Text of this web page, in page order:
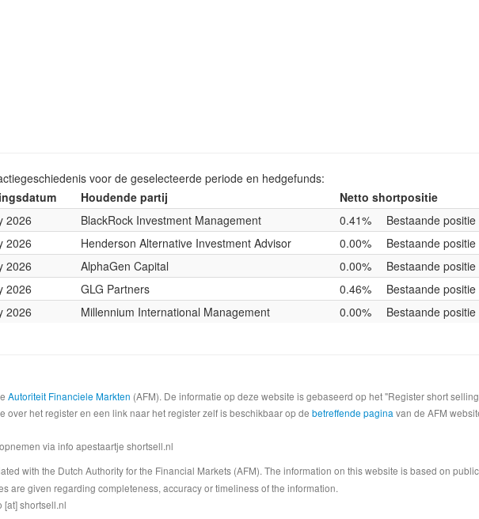
voor de geselecteerde periode en hedgefunds:
Houdende partij
Netto shortpositie
2026
BlackRock Investment Management 0.41%
Bestaande positie
2026
Henderson Alternative Investment Advisor 0.00%
Bestaande positie
2026
AlphaGen Capital 0.00%
Bestaande positie
2026
GLG Partners 0.46%
Bestaande positie
2026
Millennium International Management 0.00% Bestaande positie
Autoriteit Financiele Markten (AFM). De informatie op deze website is gebaseerd op het "Register short
over het register en een link naar het register zelf is beschikbaar op de betreffende pagina van de AFM
via info apestaartje shortsell.nl
with the Dutch Authority for the Financial Markets (AFM). The information on this website is based on
are given regarding completeness, accuracy or timeliness of the information.
[at] shortsell.nl